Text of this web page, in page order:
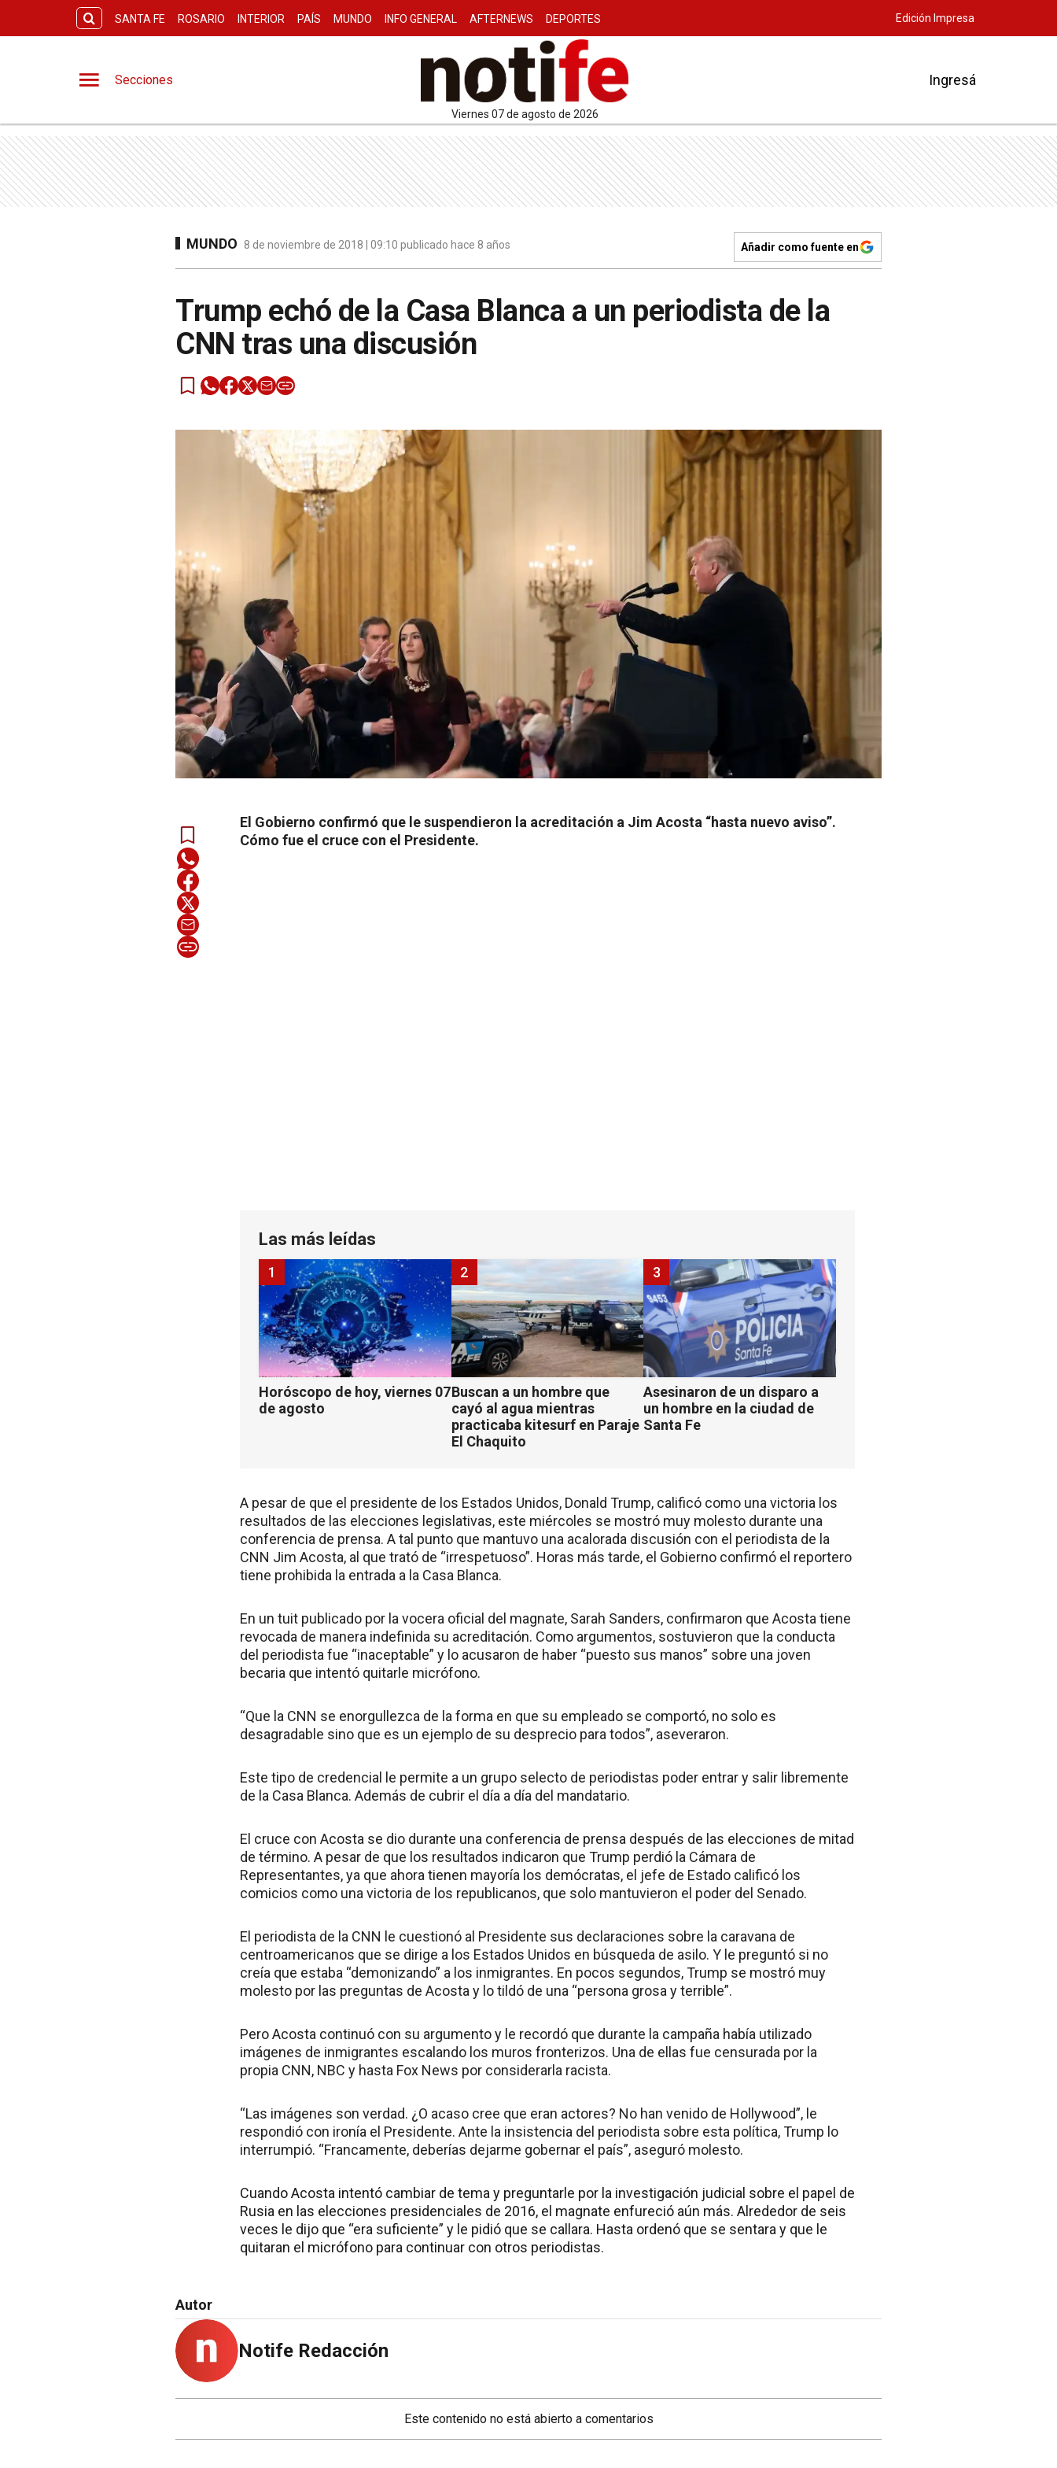
SANTA FE ROSARIO INTERIOR PAÍS MUNDO INFO GENERAL AFTERNEWS DEPORTES Edición Impresa
Secciones
viernes 07 de agosto de 2026
Ingresá
MUNDO 8 de noviembre de 2018 | 09:10 publicado hace 8 años Añadir como fuente en
Trump echó de la Casa Blanca a un periodista de la
CNN tras una discusión
El Gobierno confirmó que le suspendieron la acreditación a Jim Acosta “hasta nuevo aviso”.
Cómo fue el cruce con el Presidente.
Las más leídas
Horóscopo de hoy, viernes 07
de agosto
1
Buscan a un hombre que
cayó al agua mientras
practicaba kitesurf en Paraje
El Chaquito
2
Asesinaron de un disparo a
un hombre en la ciudad de
Santa Fe
3
A pesar de que el presidente de los Estados Unidos, Donald Trump, calificó como una victoria los
resultados de las elecciones legislativas, este miércoles se mostró muy molesto durante una
conferencia de prensa. A tal punto que mantuvo una acalorada discusión con el periodista de la
CNN Jim Acosta, al que trató de “irrespetuoso”. Horas más tarde, el Gobierno confirmó el reportero
tiene prohibida la entrada a la Casa Blanca.
En un tuit publicado por la vocera oficial del magnate, Sarah Sanders, confirmaron que Acosta tiene
revocada de manera indefinida su acreditación. Como argumentos, sostuvieron que la conducta
del periodista fue “inaceptable” y lo acusaron de haber “puesto sus manos” sobre una joven
becaria que intentó quitarle micrófono.
“Que la CNN se enorgullezca de la forma en que su empleado se comportó, no solo es
desagradable sino que es un ejemplo de su desprecio para todos”, aseveraron.
Este tipo de credencial le permite a un grupo selecto de periodistas poder entrar y salir libremente
de la Casa Blanca. Además de cubrir el día a día del mandatario.
El cruce con Acosta se dio durante una conferencia de prensa después de las elecciones de mitad
de término. A pesar de que los resultados indicaron que Trump perdió la Cámara de
Representantes, ya que ahora tienen mayoría los demócratas, el jefe de Estado calificó los
comicios como una victoria de los republicanos, que solo mantuvieron el poder del Senado.
El periodista de la CNN le cuestionó al Presidente sus declaraciones sobre la caravana de
centroamericanos que se dirige a los Estados Unidos en búsqueda de asilo. Y le preguntó si no
creía que estaba “demonizando” a los inmigrantes. En pocos segundos, Trump se mostró muy
molesto por las preguntas de Acosta y lo tildó de una “persona grosa y terrible”.
Pero Acosta continuó con su argumento y le recordó que durante la campaña había utilizado
imágenes de inmigrantes escalando los muros fronterizos. Una de ellas fue censurada por la
propia CNN, NBC y hasta Fox News por considerarla racista.
“Las imágenes son verdad. ¿O acaso cree que eran actores? No han venido de Hollywood”, le
respondió con ironía el Presidente. Ante la insistencia del periodista sobre esta política, Trump lo
interrumpió. “Francamente, deberías dejarme gobernar el país”, aseguró molesto.
Cuando Acosta intentó cambiar de tema y preguntarle por la investigación judicial sobre el papel de
Rusia en las elecciones presidenciales de 2016, el magnate enfureció aún más. Alrededor de seis
veces le dijo que “era suficiente” y le pidió que se callara. Hasta ordenó que se sentara y que le
quitaran el micrófono para continuar con otros periodistas.
Autor
Notife Redacción
Este contenido no está abierto a comentarios